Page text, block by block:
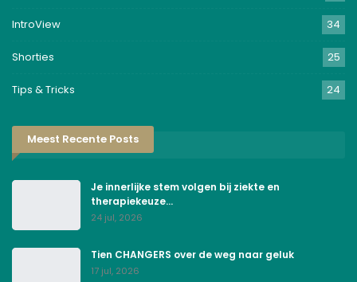
IntroView 34
Shorties 25
Tips & Tricks 24
Meest Recente Posts
Je innerlijke stem volgen bij ziekte en
therapiekeuze…
24 jul, 2026
Tien CHANGERS over de weg naar geluk
17 jul, 2026